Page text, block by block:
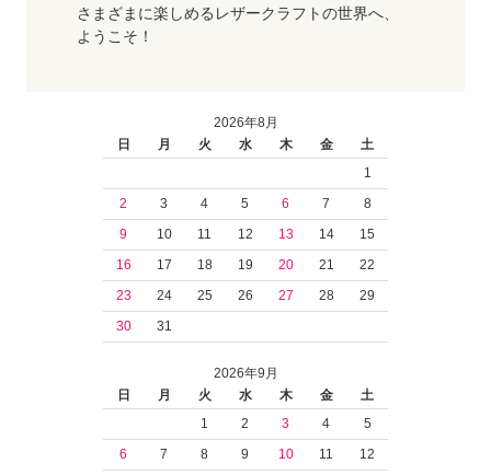
さまざまに楽しめるレザークラフトの世界へ、
ようこそ！
2026年8月
日
月 火 水 木 金
土
1
2
3 4 5 6 7
8
9
10 11 12 13 14
15
16
17 18 19 20 21
22
23
24 25 26 27 28
29
30
31
2026年9月
日
月 火 水 木 金
土
1
2 3 4
5
6
7 8 9 10 11
12